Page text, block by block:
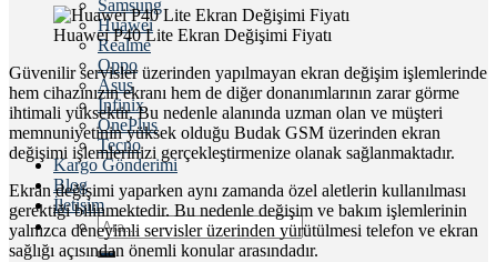
Samsung
Huawei
Realme
Oppo
Asus
İnfinix
OnePlus
Tecno
Kargo Gönderimi
Blog
İletişim
Ara:
Huawei P40 Lite Ekran Değişimi Fiyatı
Güvenilir servisler üzerinden yapılmayan ekran değişim işlemlerinde
hem cihazınızın ekranı hem de diğer donanımlarının zarar görme
ihtimali yüksektir. Bu nedenle alanında uzman olan ve müşteri
memnuniyetinin yüksek olduğu Budak GSM üzerinden ekran
değişimi işlemlerinizi gerçekleştirmenize olanak sağlanmaktadır.
Ekran değişimi yaparken aynı zamanda özel aletlerin kullanılması
gerektiği bilinmektedir. Bu nedenle değişim ve bakım işlemlerinin
yalnızca deneyimli servisler üzerinden yürütülmesi telefon ve ekran
sağlığı açısından önemli konular arasındadır.